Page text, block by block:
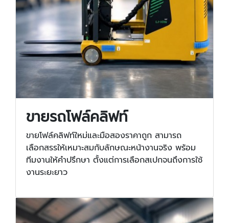
ขายรถโฟล์คลิฟท์
ขายโฟล์คลิฟท์ใหม่และมือสองราคาถูก สามารถ
เลือกสรรให้เหมาะสมกับลักษณะหน้างานจริง พร้อม
ทีมงานให้คำปรึกษา ตั้งแต่การเลือกสเปกจนถึงการใช้
งานระยะยาว